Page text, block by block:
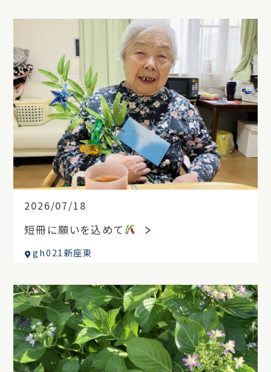
2026/07/18
短冊に願いを込めて
gh021新座東